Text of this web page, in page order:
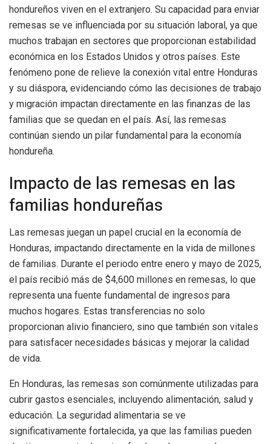
hondureños viven en el extranjero. Su capacidad para enviar
remesas se ve influenciada por su situación laboral, ya que
muchos trabajan en sectores que proporcionan estabilidad
económica en los Estados Unidos y otros países. Este
fenómeno pone de relieve la conexión vital entre Honduras
y su diáspora, evidenciando cómo las decisiones de trabajo
y migración impactan directamente en las finanzas de las
familias que se quedan en el país. Así, las remesas
continúan siendo un pilar fundamental para la economía
hondureña.
Impacto de las remesas en las
familias hondureñas
Las remesas juegan un papel crucial en la economía de
Honduras, impactando directamente en la vida de millones
de familias. Durante el periodo entre enero y mayo de 2025,
el país recibió más de $4,600 millones en remesas, lo que
representa una fuente fundamental de ingresos para
muchos hogares. Estas transferencias no solo
proporcionan alivio financiero, sino que también son vitales
para satisfacer necesidades básicas y mejorar la calidad
de vida.
En Honduras, las remesas son comúnmente utilizadas para
cubrir gastos esenciales, incluyendo alimentación, salud y
educación. La seguridad alimentaria se ve
significativamente fortalecida, ya que las familias pueden